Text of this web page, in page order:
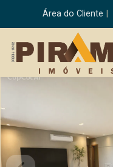
Área do Cliente